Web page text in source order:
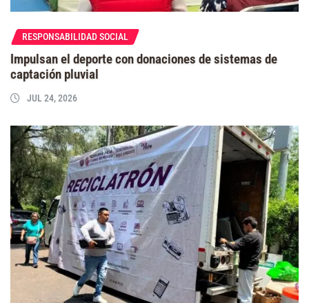
RESPONSABILIDAD SOCIAL
Impulsan el deporte con donaciones de sistemas de
captación pluvial
JUL 24, 2026